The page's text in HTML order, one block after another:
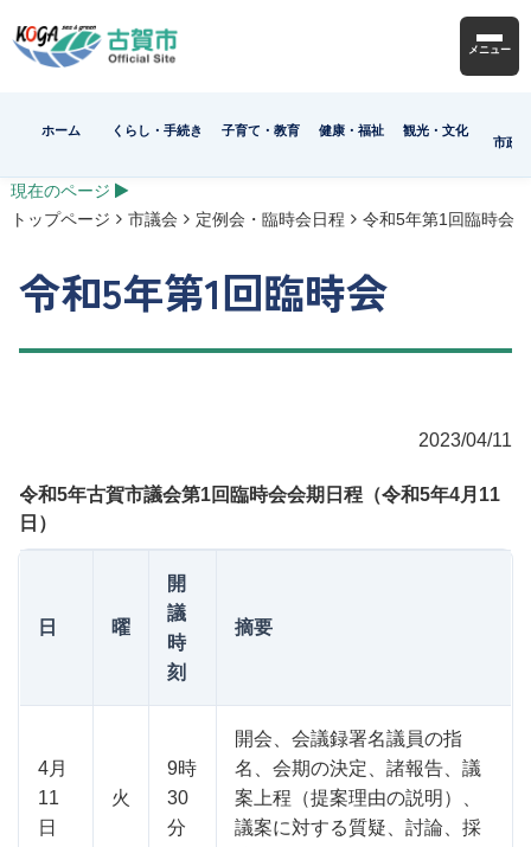
メニュー
ホーム くらし・手続き 子育て・教育 健康・福祉
観光・文化
市政
現在のページ
トップページ
市議会 定例会・臨時会日程 令和5年第1回臨時会
令和5年第1回臨時会
2023/04/11
令和5年古賀市議会第1回臨時会会期日程（令和5年4月11
日）
日 曜
開
議
時
刻
摘要
4月
11
日
火
9時
30
分
開会、会議録署名議員の指
名、会期の決定、諸報告、議
案上程（提案理由の説明）、
議案に対する質疑、討論、採